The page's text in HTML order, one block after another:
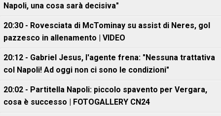
Napoli, una cosa sarà decisiva"
20:30 - Rovesciata di McTominay su assist di Neres, gol
pazzesco in allenamento | VIDEO
20:12 - Gabriel Jesus, l'agente frena: "Nessuna trattativa
col Napoli! Ad oggi non ci sono le condizioni"
20:02 - Partitella Napoli: piccolo spavento per Vergara,
cosa è successo | FOTOGALLERY CN24